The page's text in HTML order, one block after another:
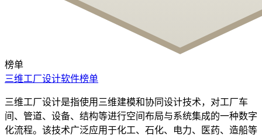
榜单
三维工厂设计软件榜单
三维工厂设计是指使用三维建模和协同设计技术，对工厂车
间、管道、设备、结构等进行空间布局与系统集成的一种数字
化流程。该技术广泛应用于化工、石化、电力、医药、造船等